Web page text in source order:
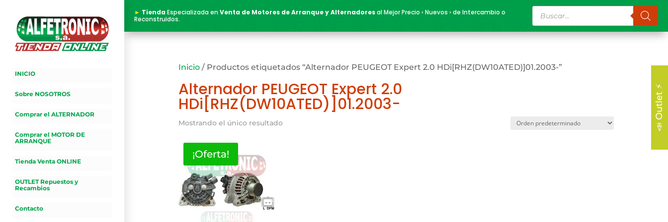
INICIO
Sobre NOSOTROS
Comprar el ALTERNADOR
Comprar el MOTOR DE
ARRANQUE
Tienda Venta ONLINE
OUTLET Repuestos y
Recambios
Contacto
► TiendaEspecializada enVenta de Motores de Arranque y Alternadoresal Mejor Precio › Nuevos › de Intercambio o
Reconstruidos.
Búsqueda
de
productos
Inicio / Productos etiquetados “Alternador PEUGEOT Expert 2.0 HDi[RHZ(DW10ATED)]01.2003-”
Alternador PEUGEOT Expert 2.0
HDi[RHZ(DW10ATED)]01.2003-
Mostrando el único resultado
¡Oferta!
📣 Outlet ⚡